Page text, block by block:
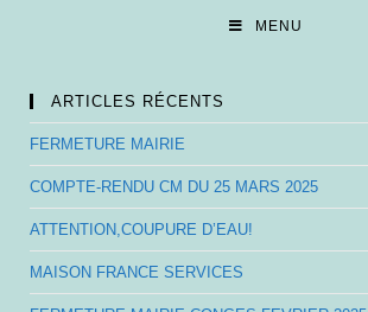
MENU
ARTICLES RÉCENTS
FERMETURE MAIRIE
COMPTE-RENDU CM DU 25 MARS 2025
ATTENTION,COUPURE D’EAU!
MAISON FRANCE SERVICES